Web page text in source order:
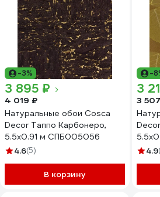
-3%
3 895 ₽
4 019 ₽
Натуральные обои Cosca
Decor Таппо Карбонеро,
5.5x0.91 м СПБ005056
4.6(5)
В корзину
-
3
3
4.9